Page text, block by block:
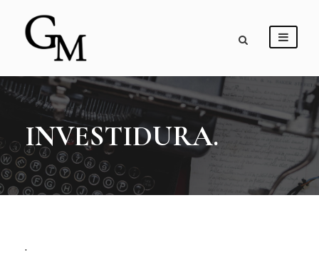
INVESTIDURA.
.